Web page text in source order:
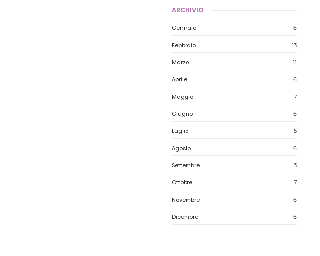
ARCHIVIO
Gennaio 6
Febbraio 13
Marzo 11
Aprile 6
Maggio 7
Giugno 6
Luglio 5
Agosto 6
Settembre 3
Ottobre 7
Novembre 6
Dicembre 6